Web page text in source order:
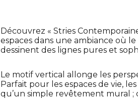
Découvrez « Stries
espaces dans une ambiance où
dessinent des lignes pures et
Le motif vertical allonge les
Parfait pour les espaces de vie,
qu’un simple revêtement mural ;